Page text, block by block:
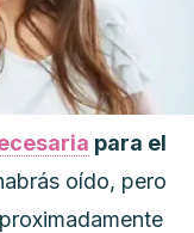
para el
oído, pero